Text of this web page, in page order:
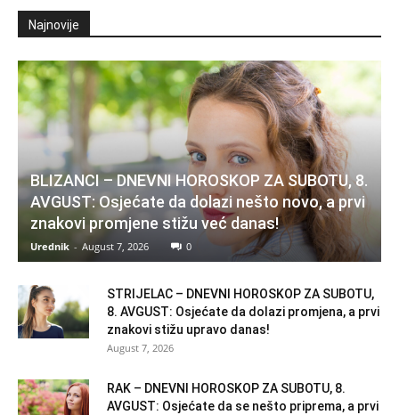
Najnovije
BLIZANCI – DNEVNI HOROSKOP ZA SUBOTU, 8.
AVGUST: Osjećate da dolazi nešto novo, a prvi
znakovi promjene stižu već danas!
Urednik - August 7, 2026 0
STRIJELAC – DNEVNI HOROSKOP ZA SUBOTU,
8. AVGUST: Osjećate da dolazi promjena, a prvi
znakovi stižu upravo danas!
August 7, 2026
RAK – DNEVNI HOROSKOP ZA SUBOTU, 8.
AVGUST: Osjećate da se nešto priprema, a prvi